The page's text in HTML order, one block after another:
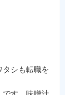
タシも転職を